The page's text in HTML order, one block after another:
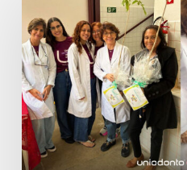
Uniodonto
Campinas
realiza
ação
educativa
voltada
à